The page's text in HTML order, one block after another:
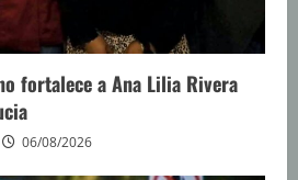
fortalece a Ana Lilia Rivera
06/08/2026